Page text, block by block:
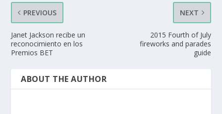
PREVIOUS
Janet Jackson recibe un
reconocimiento en los
Premios BET
NEXT
2015 Fourth of July
fireworks and parades
guide
ABOUT THE AUTHOR